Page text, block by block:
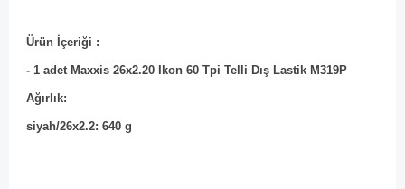
Ürün İçeriği :
- 1 adet Maxxis 26x2.20 Ikon 60 Tpi Telli Dış Lastik M319P
Ağırlık:
siyah/26x2.2: 640 g